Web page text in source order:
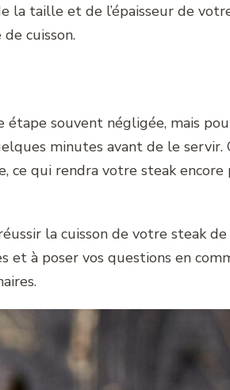
la taille et de l’épaisseur de
cuisson.
étape souvent négligée, mais
minutes avant de le servir.
ce qui rendra votre steak
la cuisson de votre steak
et à poser vos questions en